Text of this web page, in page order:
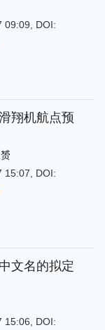
09:09
DOI:
翔机航点预
15:07
DOI:
文名的拟定
15:06
DOI: